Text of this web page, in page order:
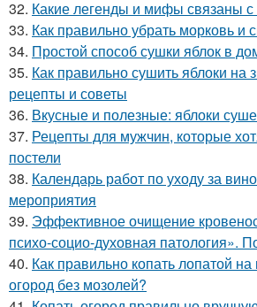
32. Какие легенды и мифы связаны с
33. Как правильно убрать морковь и
34. Простой способ сушки яблок в
35. Как правильно сушить яблоки на
рецепты и советы
36. Вкусные и полезные: яблоки
37. Рецепты для мужчин, которые
постели
38. Календарь работ по уходу за
мероприятия
39. Эффективное очищение
психо-социо-духовная патология».
40. Как правильно копать лопатой на
огород без мозолей?